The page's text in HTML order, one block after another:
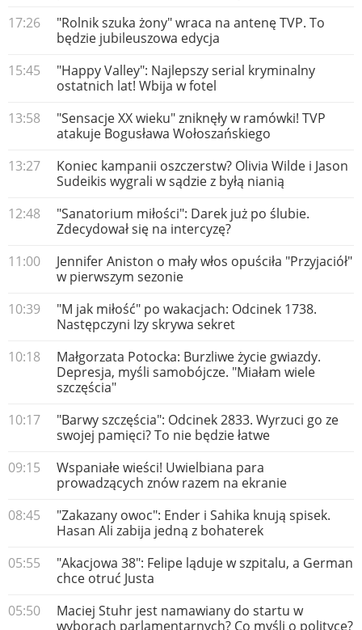
17:26
"Rolnik szuka żony" wraca na antenę TVP. To
będzie jubileuszowa edycja
15:45
"Happy Valley": Najlepszy serial kryminalny
ostatnich lat! Wbija w fotel
13:58
"Sensacje XX wieku" zniknęły w ramówki! TVP
atakuje Bogusława Wołoszańskiego
13:27
Koniec kampanii oszczerstw? Olivia Wilde i Jason
Sudeikis wygrali w sądzie z byłą nianią
12:48
"Sanatorium miłości": Darek już po ślubie.
Zdecydował się na intercyzę?
11:00
Jennifer Aniston o mały włos opuściła "Przyjaciół"
w pierwszym sezonie
10:39
"M jak miłość" po wakacjach: Odcinek 1738.
Następczyni Izy skrywa sekret
10:18
Małgorzata Potocka: Burzliwe życie gwiazdy.
Depresja, myśli samobójcze. "Miałam wiele
szczęścia"
10:17
"Barwy szczęścia": Odcinek 2833. Wyrzuci go ze
swojej pamięci? To nie będzie łatwe
09:15
Wspaniałe wieści! Uwielbiana para
prowadzących znów razem na ekranie
08:45
"Zakazany owoc": Ender i Sahika knują spisek.
Hasan Ali zabija jedną z bohaterek
05:55
"Akacjowa 38": Felipe ląduje w szpitalu, a German
chce otruć Justa
05:50
Maciej Stuhr jest namawiany do startu w
wyborach parlamentarnych? Co myśli o polityce?